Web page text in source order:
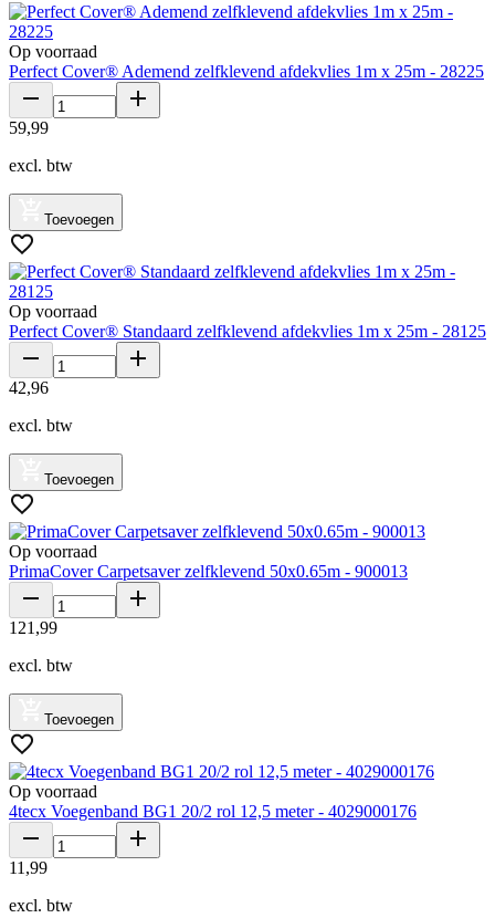
Op voorraad
Perfect Cover® Ademend zelfklevend afdekvlies 1m x 25m - 28225
59,99
excl. btw
Toevoegen
Op voorraad
Perfect Cover® Standaard zelfklevend afdekvlies 1m x 25m - 28125
42,96
excl. btw
Toevoegen
Op voorraad
PrimaCover Carpetsaver zelfklevend 50x0.65m - 900013
121 ,99
excl. btw
Toevoegen
Op voorraad
4tecx Voegenband BG1 20/2 rol 12,5 meter - 4029000176
11 ,99
excl. btw